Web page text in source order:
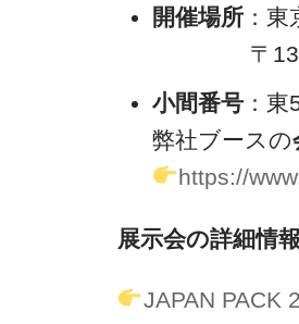
開催場所：東
〒135-
小間番号：東
弊社ブースの
https://
展示会の詳細情
JAPAN PACK